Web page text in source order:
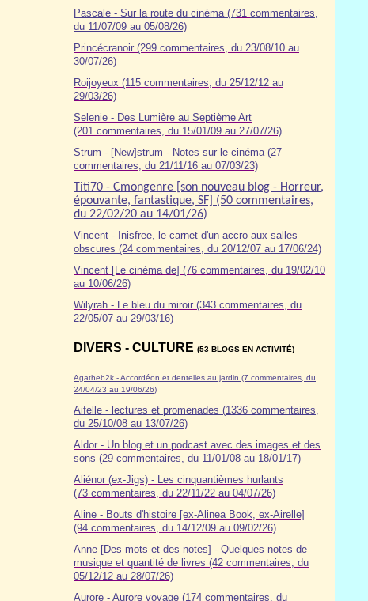
Pascale - Sur la route du cinéma (731 commentaires,
du 11/07/09 au 05/08/26)
Princécranoir (299 commentaires, du 23/08/10 au
30/07/26)
Roijoyeux (115 commentaires, du 25/12/12 au
29/03/26)
Selenie - Des Lumière au Septième Art
(201 commentaires, du 15/01/09 au 27/07/26)
Strum - [New]strum - Notes sur le cinéma (27
commentaires, du 21/11/16 au 07/03/23)
Titi70 - Cmongenre [son nouveau blog - Horreur,
épouvante, fantastique, SF] (50 commentaires,
du 22/02/20 au 14/01/26)
Vincent - Inisfree, le carnet d'un accro aux salles
obscures (24 commentaires, du 20/12/07 au 17/06/24)
Vincent [Le cinéma de] (76 commentaires, du 19/02/10
au 10/06/26)
Wilyrah - Le bleu du miroir (343 commentaires, du
22/05/07 au 29/03/16)
DIVERS - CULTURE (53 BLOGS EN ACTIVITÉ)
Agatheb2k - Accordéon et dentelles au jardin (7 commentaires, du
24/04/23 au 19/06/26)
Aifelle - lectures et promenades (1336 commentaires,
du 25/10/08 au 13/07/26)
Aldor - Un blog et un podcast avec des images et des
sons (29 commentaires, du 11/01/08 au 18/01/17)
Aliénor (ex-Jigs) - Les cinquantièmes hurlants
(73 commentaires, du 22/11/22 au 04/07/26)
Aline - Bouts d'histoire [ex-Alinea Book, ex-Airelle]
(94 commentaires, du 14/12/09 au 09/02/26)
Anne [Des mots et des notes] - Quelques notes de
musique et quantité de livres (42 commentaires, du
05/12/12 au 28/07/26)
Aurore - Aurore voyage (174 commentaires, du